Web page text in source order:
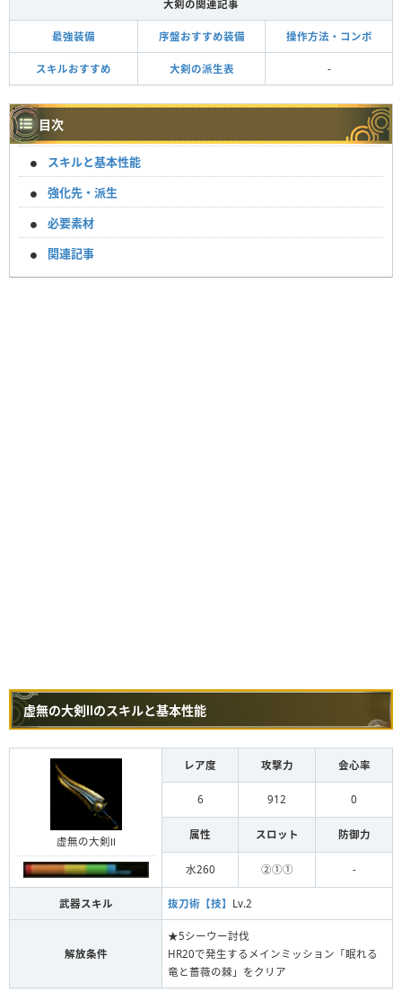
大剣の関連記事
最強装備 序盤おすすめ装備 操作方法・コンボ
スキルおすすめ 大剣の派生表 -
目次
スキルと基本性能
強化先・派生
必要素材
関連記事
虚無の大剣Ⅱのスキルと基本性能
虚無の大剣Ⅱ
レア度 攻撃力 会心率
6 912 0
属性 スロット 防御力
水260 ②①① -
武器スキル 抜刀術【技】 Lv.2
解放条件
★5シーウー討伐
HR20で発生するメインミッション「眠れる
竜と薔薇の棘」をクリア